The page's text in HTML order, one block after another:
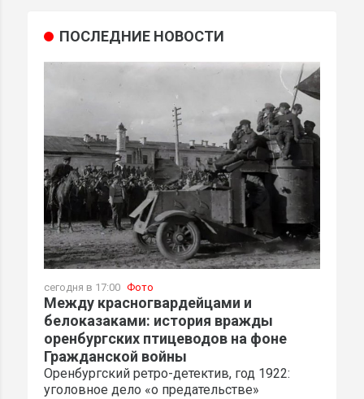
ПОСЛЕДНИЕ НОВОСТИ
сегодня в 17:00 Фото
Между красногвардейцами и
белоказаками: история вражды
оренбургских птицеводов на фоне
Гражданской войны
Оренбургский ретро-детектив, год 1922:
уголовное дело «о предательстве»